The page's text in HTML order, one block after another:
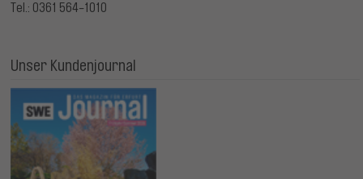
Tel.: 0361 564-1010
Unser Kundenjournal